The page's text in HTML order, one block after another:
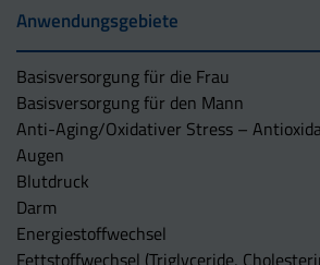
Anwendungsgebiete
Basisversorgung für die Frau
Basisversorgung für den Mann
Anti-Aging/Oxidativer Stress –
Augen
Blutdruck
Darm
Energiestoffwechsel
Fettstoffwechsel (Triglyceride,